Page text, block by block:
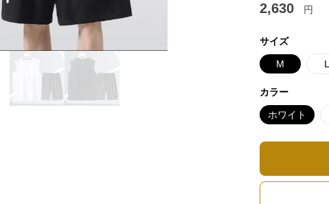
2,630 円
サイズ
M L
カラー
ホワイト